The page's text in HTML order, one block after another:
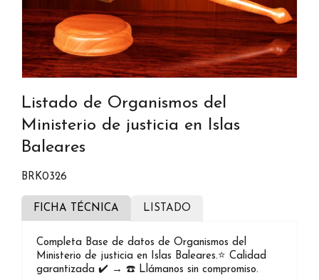
Listado de Organismos del
Ministerio de justicia en Islas
Baleares
BRK0326
FICHA TÉCNICA LISTADO
Completa Base de datos de Organismos del
Ministerio de justicia en Islas Baleares.⭐️ Calidad
garantizada ✔️ → ☎️ Llámanos sin compromiso.